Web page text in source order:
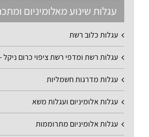
עגלות שינוע מאלומיניום
עגלות כלוב רשת
עגלות רשת ומדפי רשת ציפוי כרום ניקל
עגלות מדרגות חשמליות
עגלות אלומיניום ועגלות משא
עגלות אלומיניום מתרוממות